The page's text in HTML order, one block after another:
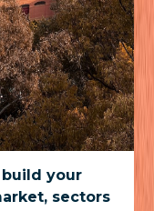
build your
sectors